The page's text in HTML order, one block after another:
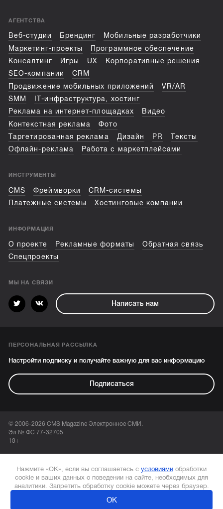
АГЕНТСТВА
Веб-студии Брендинг
Мобильные разработчики
Маркетинг-проекты
Программное обеспечение
Консалтинг
Игры UX
Корпоративные решения
SEO-компании
CRM
Продвижение мобильных приложений
VR/AR
SMM
IT-инфраструктура, хостинг
Реклама на интернет-площадках
Видео
Контекстная реклама
Фото
Таргетированная реклама
Дизайн PR
Тексты
Офлайн-реклама
Работа с маркетплейсами
ИНСТРУМЕНТЫ
CMS Фреймворки
CRM-системы
Платежные системы
Хостинговые компании
ИНФОРМАЦИЯ
О проекте Рекламные форматы
Обратная связь
Спецпроекты
МЫ НА СВЯЗИ
Написать нам
ПЕРСОНАЛЬНАЯ РАССЫЛКА
Настройти подписку и получайте важную для вас информацию
Подписаться
© 2006-2026 CMS Magazine Электронное СМИ.
Эл № ФС 77-32705
18+
Нажмите «ОК», если вы соглашаетесь с условиями обработки
cookie и ваших данных о поведении на сайте, необходимых для
аналитики. Запретить обработку cookie можете через браузер.
ОК